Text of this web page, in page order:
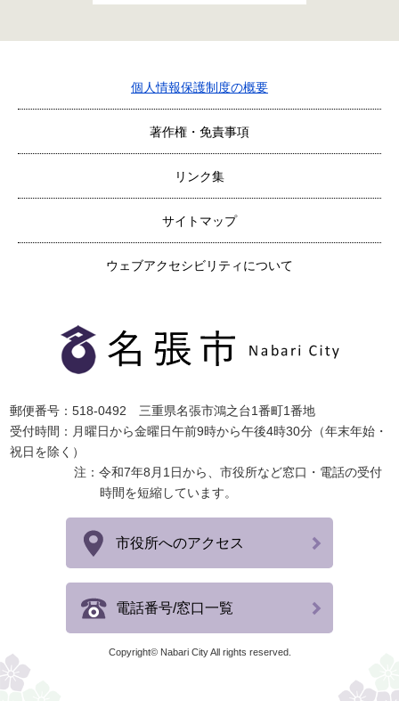
個人情報保護制度の概要
著作権・免責事項
リンク集
サイトマップ
ウェブアクセシビリティについて
郵便番号：518-0492 三重県名張市鴻之台1番町1番地
受付時間：月曜日から金曜日午前9時から午後4時30分（年末年始・
祝日を除く）
注：令和7年8月1日から、市役所など窓口・電話の受付
時間を短縮しています。
市役所へのアクセス
電話番号/窓口一覧
Copyright© Nabari City All rights reserved.